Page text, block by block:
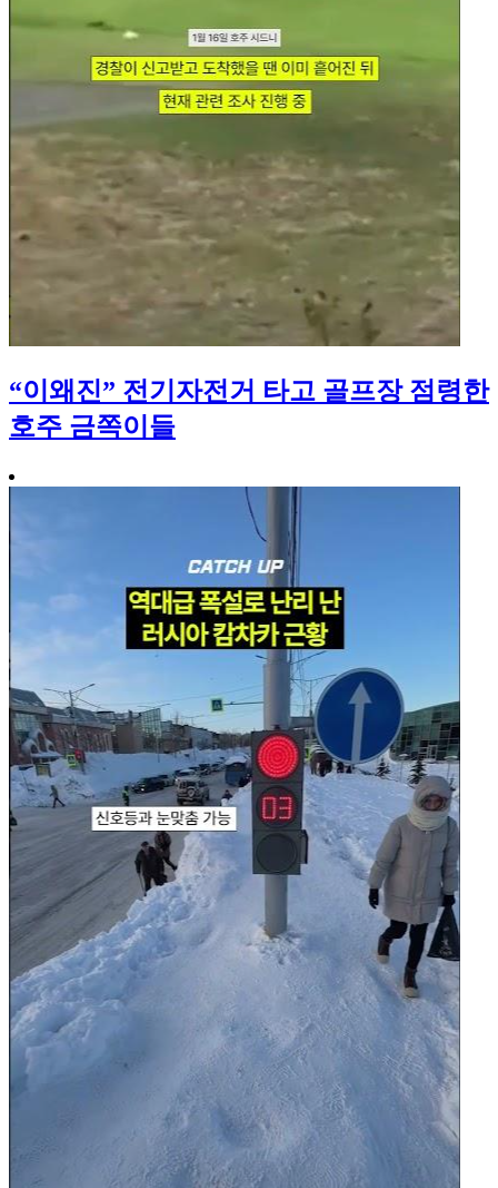
“이왜진” 전기자전거 타고 골프장 점령한
호주 금쪽이들